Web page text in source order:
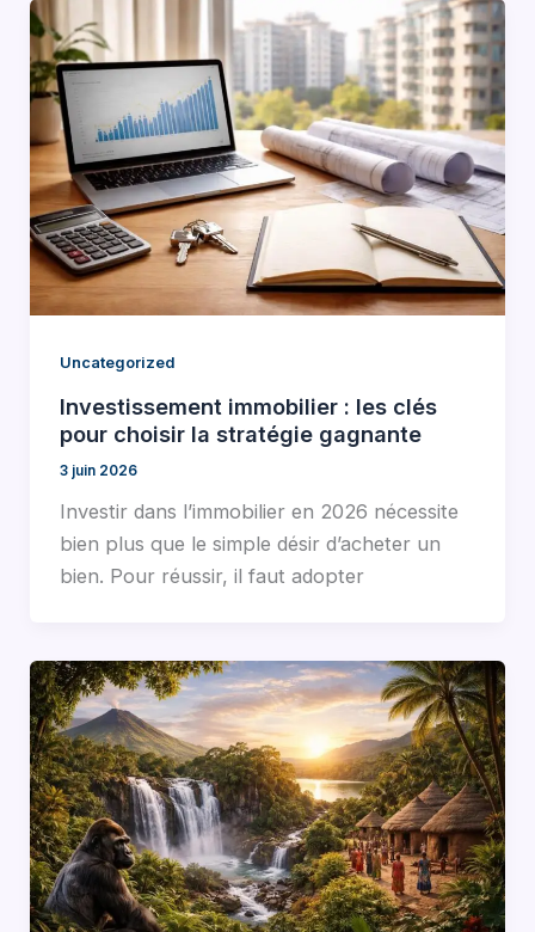
Uncategorized
Investissement immobilier : les clés
pour choisir la stratégie gagnante
3 juin 2026
Investir dans l’immobilier en 2026 nécessite
bien plus que le simple désir d’acheter un
bien. Pour réussir, il faut adopter